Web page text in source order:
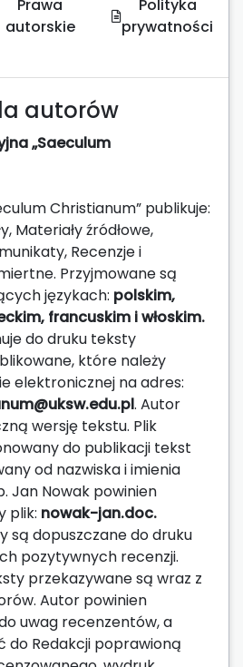
Prawa
autorskie
Polityka
prywatności
autorów
„Saeculum
Christianum” publikuje:
Materiały źródłowe,
Recenzje i
Przyjmowane są
językach: polskim,
francuskim i włoskim.
do druku teksty
które należy
elektronicznej na adres:
. Autor
wersję tekstu. Plik
do publikacji tekst
od nazwiska i imienia
Jan Nowak powinien
plik: nowak-jan.doc.
są dopuszczane do druku
pozytywnych recenzji.
przekazywane są wraz z
Autor powinien
uwag recenzentów, a
do Redakcji poprawioną